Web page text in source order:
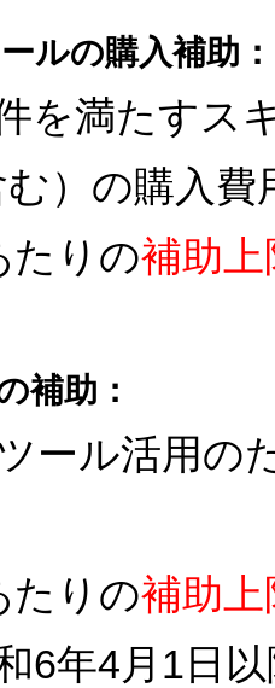
ルの購入補助：
を満たすス
）の購入費
たりの補助
補助：​
ール活用の
たりの補助
6年4月1日